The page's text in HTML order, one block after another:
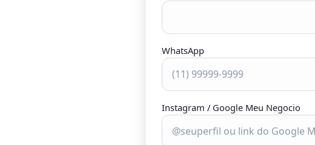
WhatsApp
Instagram / Google Meu Negocio